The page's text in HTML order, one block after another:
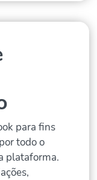
para fins
todo o
plataforma.